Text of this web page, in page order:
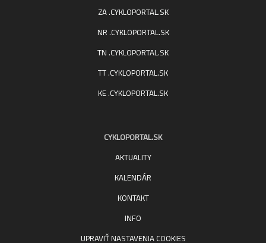
ZA .CYKLOPORTAL.SK
NR .CYKLOPORTAL.SK
TN .CYKLOPORTAL.SK
TT .CYKLOPORTAL.SK
KE .CYKLOPORTAL.SK
CYKLOPORTAL.SK
AKTUALITY
KALENDÁR
KONTAKT
INFO
UPRAVIŤ NASTAVENIA COOKIES